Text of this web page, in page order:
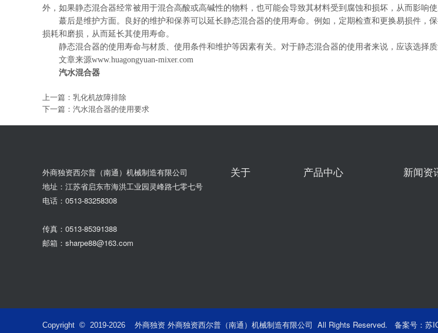
外，如果静态混合器经常被用于混合高酸或高碱性的物料，也可能会导致其材料受到腐蚀和损坏，从而影响使
蕞后是维护方面。良好的维护和保养可以延长静态混合器的使用寿命。例如，定期检查和更换易损件，
损耗和磨损，从而延长其使用寿命。
静态混合器的使用寿命与材质、使用条件和维护等因素有关。对于静态混合器的使用者来说，应该选择
文章来源www.huagongyuan-mixer.com
汽水混合器
上一篇： 乳化机故障排除
下一篇： 汽水混合器的使用要求
外商独资西尔普（南通）机械制造有限公司
地址：江苏省启东市海洪工业园灵峰路七零七号
电话：0513-83258308
传真：0513-85391388
邮箱：sharpe88@163.com
关于 产品中心 新闻资
Copyright © 2019-2026 外商独资 外商独资西尔普（南通）机械制造有限公司 All Rights Reserved. 备案号： 苏